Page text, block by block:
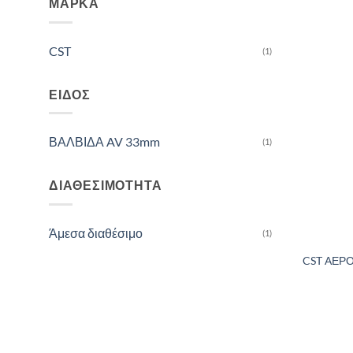
ΜΆΡΚΑ
CST (1)
ΕΊΔΟΣ
ΒΑΛΒΙΔΑ AV 33mm (1)
ΔΙΑΘΕΣΙΜΌΤΗΤΑ
Άμεσα διαθέσιμο (1)
CST